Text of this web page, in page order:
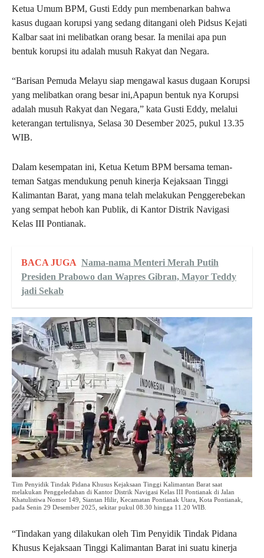
Ketua Umum BPM, Gusti Eddy pun membenarkan bahwa
kasus dugaan korupsi yang sedang ditangani oleh Pidsus Kejati
Kalbar saat ini melibatkan orang besar. Ia menilai apa pun
bentuk korupsi itu adalah musuh Rakyat dan Negara.
“Barisan Pemuda Melayu siap mengawal kasus dugaan Korupsi
yang melibatkan orang besar ini,Apapun bentuk nya Korupsi
adalah musuh Rakyat dan Negara,” kata Gusti Eddy, melalui
keterangan tertulisnya, Selasa 30 Desember 2025, pukul 13.35
WIB.
Dalam kesempatan ini, Ketua Ketum BPM bersama teman-
teman Satgas mendukung penuh kinerja Kejaksaan Tinggi
Kalimantan Barat, yang mana telah melakukan Penggerebekan
yang sempat heboh kan Publik, di Kantor Distrik Navigasi
Kelas III Pontianak.
BACA JUGA Nama-nama Menteri Merah Putih
Presiden Prabowo dan Wapres Gibran, Mayor Teddy
jadi Sekab
Tim Penyidik Tindak Pidana Khusus Kejaksaan Tinggi Kalimantan Barat saat
melakukan Penggeledahan di Kantor Distrik Navigasi Kelas III Pontianak di Jalan
Khatulistiwa Nomor 149, Siantan Hilir, Kecamatan Pontianak Utara, Kota Pontianak,
pada Senin 29 Desember 2025, sekitar pukul 08.30 hingga 11.20 WIB.
“Tindakan yang dilakukan oleh Tim Penyidik Tindak Pidana
Khusus Kejaksaan Tinggi Kalimantan Barat ini suatu kinerja